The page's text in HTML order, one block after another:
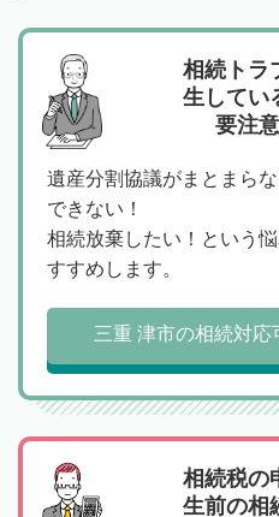
相続トラ
生してい
要注
遺産分割協議がまとまら
できない！
相続放棄したい！という
すすめします。
三重 津市の相続対
相続税の
生前の相